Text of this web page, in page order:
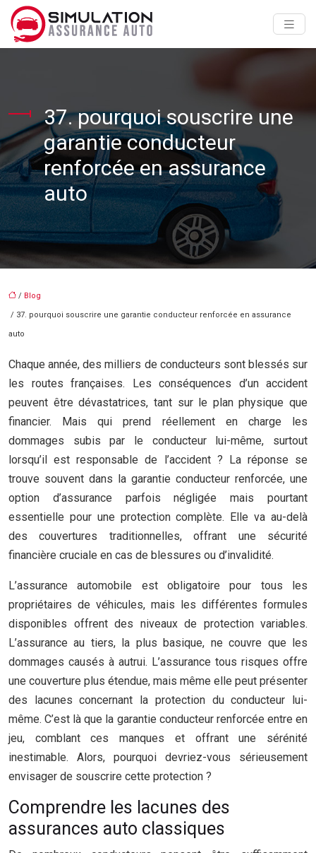
37. pourquoi souscrire une
garantie conducteur
renforcée en assurance
auto
/ Blog
/ 37. pourquoi souscrire une garantie conducteur renforcée en assurance
auto
Chaque année, des milliers de conducteurs sont blessés sur
les routes françaises. Les conséquences d’un accident
peuvent être dévastatrices, tant sur le plan physique que
financier. Mais qui prend réellement en charge les
dommages subis par le conducteur lui-même, surtout
lorsqu’il est responsable de l’accident ? La réponse se
trouve souvent dans la garantie conducteur renforcée, une
option d’assurance parfois négligée mais pourtant
essentielle pour une protection complète. Elle va au-delà
des couvertures traditionnelles, offrant une sécurité
financière cruciale en cas de blessures ou d’invalidité.
L’assurance automobile est obligatoire pour tous les
propriétaires de véhicules, mais les différentes formules
disponibles offrent des niveaux de protection variables.
L’assurance au tiers, la plus basique, ne couvre que les
dommages causés à autrui. L’assurance tous risques offre
une couverture plus étendue, mais même elle peut présenter
des lacunes concernant la protection du conducteur lui-
même. C’est là que la garantie conducteur renforcée entre en
jeu, comblant ces manques et offrant une sérénité
inestimable. Alors, pourquoi devriez-vous sérieusement
envisager de souscrire cette protection ?
Comprendre les lacunes des
assurances auto classiques